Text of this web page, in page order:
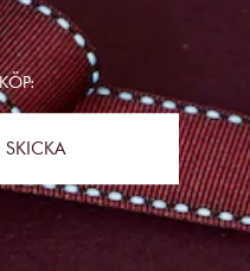
SKICKA